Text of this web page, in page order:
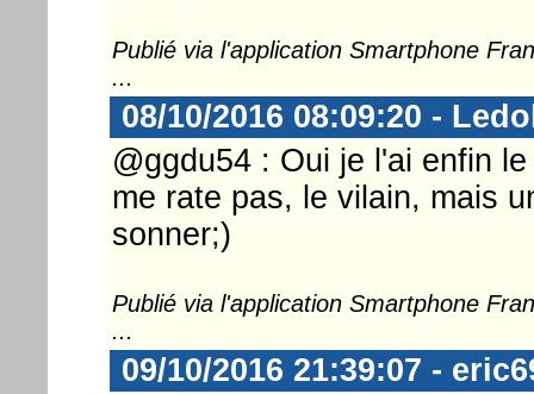
Publié via l'application Smartphone
...
08/10/2016 08:09:20 -
@ggdu54 : Oui je l'ai enfin
me rate pas, le vilain, mais
sonner;)
Publié via l'application Smartphone
...
09/10/2016 21:39:07 -